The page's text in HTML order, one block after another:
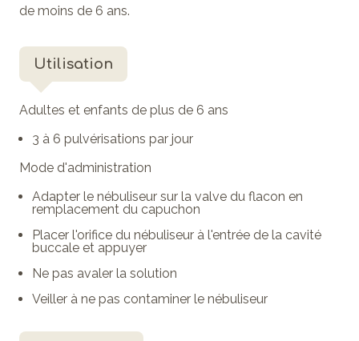
de moins de 6 ans.
Utilisation
Adultes et enfants de plus de 6 ans
3 à 6 pulvérisations par jour
Mode d'administration
Adapter le nébuliseur sur la valve du flacon en
remplacement du capuchon
Placer l'orifice du nébuliseur à l'entrée de la cavité
buccale et appuyer
Ne pas avaler la solution
Veiller à ne pas contaminer le nébuliseur